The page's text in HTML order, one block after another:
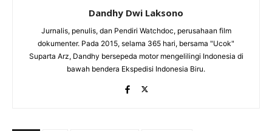
Dandhy Dwi Laksono
Jurnalis, penulis, dan Pendiri Watchdoc, perusahaan film
dokumenter. Pada 2015, selama 365 hari, bersama "Ucok"
Suparta Arz, Dandhy bersepeda motor mengelilingi Indonesia di
bawah bendera Ekspedisi Indonesia Biru.